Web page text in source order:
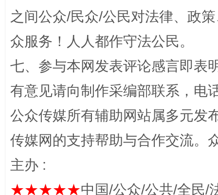
之间公众/民众/公民对法律、政
众服务！人人都作守法公民。
七、参与本网发表评论感言即表
有意见请向制作采编部联系，电
公众传媒所有辅助网站属多元发
传媒网的支持帮助与合作交流。
主办 :
★★★★★中国/公众/公共/全民/